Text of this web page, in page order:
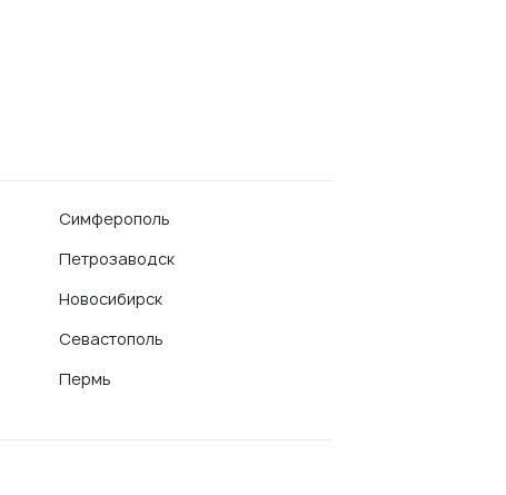
Симферополь
Петрозаводск
Новосибирск
Севастополь
Пермь